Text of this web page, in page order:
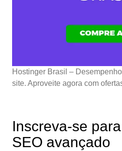
Hostinger Brasil –
site. Aproveite agora com
Inscreva-se
SEO avançado